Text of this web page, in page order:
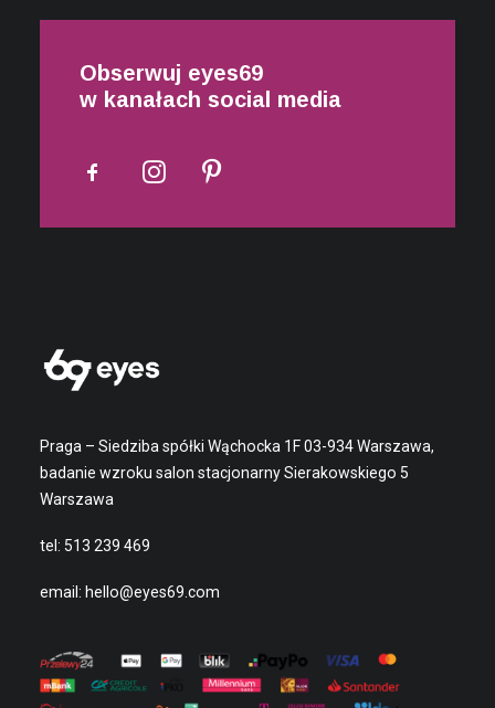
Obserwuj eyes69
w kanałach social media
Praga – Siedziba spółki Wąchocka 1F 03-934 Warszawa,
badanie wzroku salon stacjonarny Sierakowskiego 5
Warszawa
tel: 513 239 469
email: hello@eyes69.com